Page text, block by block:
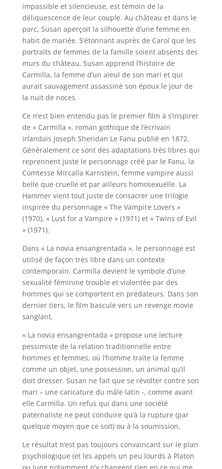
impassible et silencieuse, est témoin de la
déliquescence de leur couple. Au château et dans le
parc, Susan aperçoit la silhouette d’une femme en
habit de mariée. S’étonnant auprès de Carol que les
portraits de femmes de la famille soient absents des
murs du château, Susan apprend l’histoire de
Carmilla, la femme d’un aïeul de son mari et qui
aurait sauvagement assassiné son époux le jour de
la nuit de noces.
Ce n’est bien entendu pas le premier film à s’inspirer
de « Carmilla », roman gothique de l’écrivain
irlandais Joseph Sheridan Le Fanu publié en 1872.
Généralement ce sont des adaptations très libres qui
reprennent juste le personnage créé par le Fanu, la
Comtesse Mircalla Karnstein, femme vampire aussi
belle que cruelle et par ailleurs homosexuelle. La
Hammer vient tout juste de consacrer une trilogie
inspirée du personnage « The Vampire Lovers »
(1970), « Lust for a Vampire » (1971) et « Twins of Evil
» (1971).
Dans « La novia ensangrentada », le personnage est
utilisé de façon très libre dans un contexte
contemporain. Carmilla devient le symbole d’une
sexualité féminine trouble et violentée par des
hommes qui se comportent en prédateurs. Dans son
dernier tiers, le film bascule vers un revenge movie
sanglant.
« La novia ensangrentada » propose une lecture
pessimiste de la relation traditionnelle entre
hommes et femmes, où l’homme traite la femme
comme un objet, une possession, un animal qu’il
doit dresser. Susan ne fait que se révolter contre son
mari – une caricature du mâle latin -, comme avant
elle Carmilla. Un refus qui dans une société
paternaliste ne peut conduire qu’à la rupture (par
quelque moyen que ce soit) ou à la soumission.
Le résultat n’est pas toujours convaincant sur le plan
psychologique (et les appels un peu lourds à Platon